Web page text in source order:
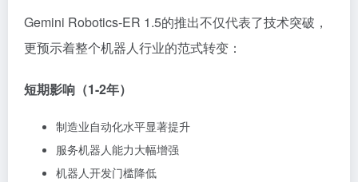
Gemini Robotics-ER 1.5的推出不仅代表了技术突破，
更预示着整个机器人行业的范式转变：
短期影响（1-2年）
制造业自动化水平显著提升
服务机器人能力大幅增强
机器人开发门槛降低